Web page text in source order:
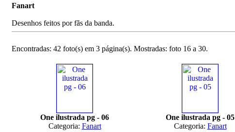
Fanart
Desenhos feitos por fãs da banda.
Encontradas: 42 foto(s) em 3 página(s). Mostradas: foto 16 a 30.
One ilustrada pg - 06
Categoria: Fanart
One ilustrada pg - 05
Categoria: Fanart